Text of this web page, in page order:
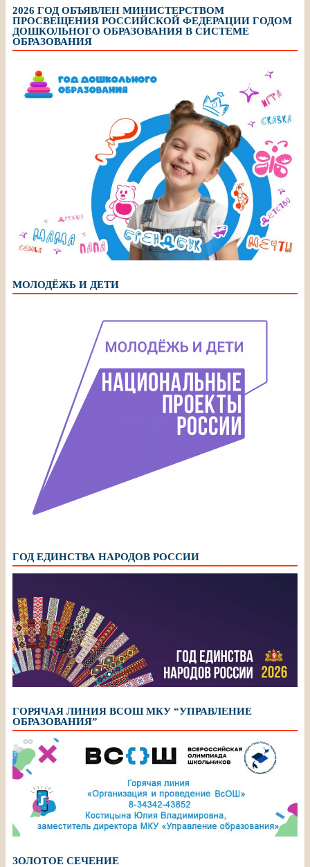
2026 ГОД ОБЪЯВЛЕН МИНИСТЕРСТВОМ
ПРОСВЕЩЕНИЯ РОССИЙСКОЙ ФЕДЕРАЦИИ ГОДОМ
ДОШКОЛЬНОГО ОБРАЗОВАНИЯ В СИСТЕМЕ
ОБРАЗОВАНИЯ
МОЛОДЁЖЬ И ДЕТИ
ГОД ЕДИНСТВА НАРОДОВ РОССИИ
ГОРЯЧАЯ ЛИНИЯ ВСОШ МКУ “УПРАВЛЕНИЕ
ОБРАЗОВАНИЯ”
ЗОЛОТОЕ СЕЧЕНИЕ